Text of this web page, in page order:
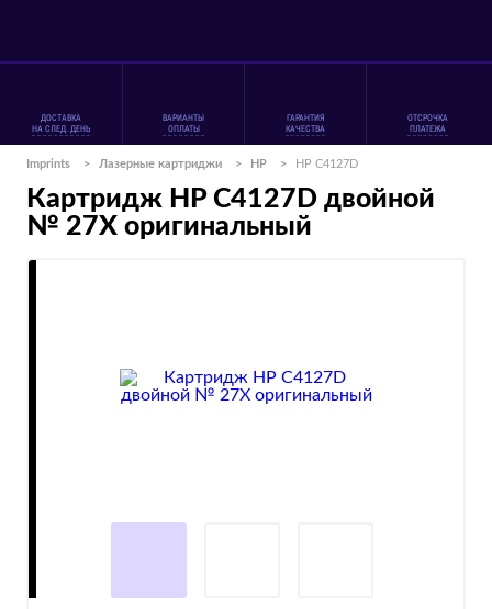
ДОСТАВКА
НА СЛЕД. ДЕНЬ
ВАРИАНТЫ
ОПЛАТЫ
ГАРАНТИЯ
КАЧЕСТВА
ОТСРОЧКА
ПЛАТЕЖА
Imprints > Лазерные картриджи > HP > HP C4127D
Картридж HP C4127D двойной
№ 27X оригинальный